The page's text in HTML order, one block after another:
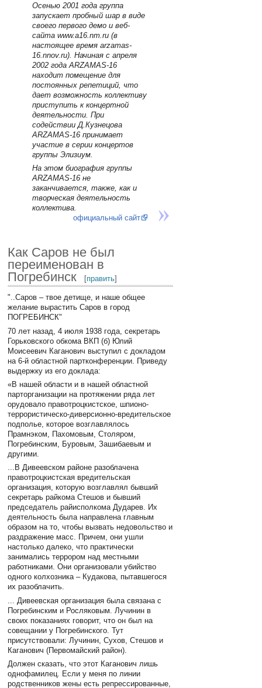
Осенью 2001 года группа
запускает пробный шар в виде
своего первого демо и веб-
сайта www.a16.nm.ru (в
настоящее время arzamas-
16.nnov.ru). Начиная с апреля
2002 года ARZAMAS-16
находит помещение для
постоянных репетиций, что
дает возможность коллективу
приступить к концертной
деятельности. При
содействии Д.Кузнецова
ARZAMAS-16 принимает
участие в серии концертов
группы Элизиум.
На этом биография группы
ARZAMAS-16 не
заканчивается, также, как и
творческая деятельность
коллектива.
официальный сайт
Как Саров не был
переименован в
Погребинск
[править]
"..Саров – твое детище, и наше общее
желание вырастить Саров в город
ПОГРЕБИНСК"
70 лет назад, 4 июля 1938 года, секретарь
Горьковского обкома ВКП (б) Юлий
Моисеевич Каганович выступил с докладом
на 6-й областной партконференции. Приведу
выдержку из его доклада:
«В нашей области и в нашей областной
парторганизации на протяжении ряда лет
орудовало правотроцкистское, шпионо-
террористическо-диверсионно-вредительское
подполье, которое возглавлялось
Прамнэком, Пахомовым, Столяром,
Погребинским, Буровым, Зашибаевым и
другими.
...В Дивеевском районе разоблачена
правотроцкистская вредительская
организация, которую возглавлял бывший
секретарь райкома Стешов и бывший
председатель райисполкома Дударев. Их
деятельность была направлена главным
образом на то, чтобы вызвать недовольство и
раздражение масс. Причем, они ушли
настолько далеко, что практически
занимались террором над местными
работниками. Они организовали убийство
одного колхозника – Кудакова, пытавшегося
их разоблачить.
... Дивеевская организация была связана с
Погребинским и Росляковым. Лучинин в
своих показаниях говорит, что он был на
совещании у Погребинского. Тут
присутствовали: Лучинин, Сухов, Стешов и
Каганович (Первомайский район).
Должен сказать, что этот Каганович лишь
однофамилец. Если у меня по линии
родственников жены есть репрессированные,